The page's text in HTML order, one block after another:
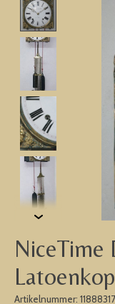
NiceTime
Artikelnummer: